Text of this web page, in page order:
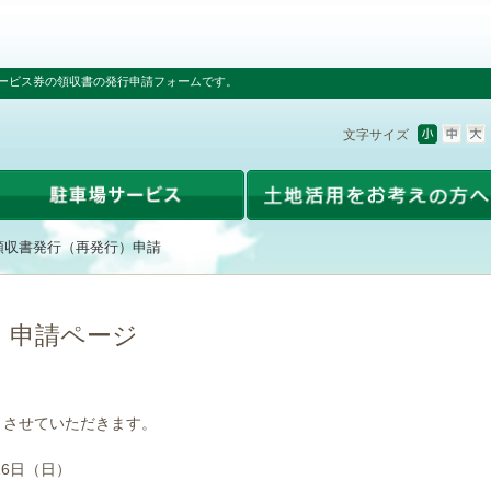
ス券の領収書の発行申請フォームです。
文字サイズ
収書発行（再発行）申請
申請ページ
せていただきます。
（日）